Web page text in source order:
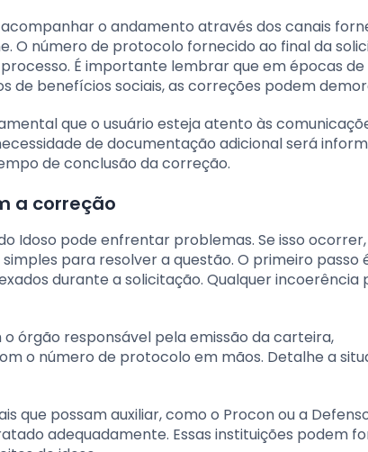
o andamento através dos canais
O número de protocolo fornecido ao final da
É importante lembrar que em épocas
de benefícios sociais, as correções podem
que o usuário esteja atento às
de documentação adicional será
de conclusão da correção.
a correção
Idoso pode enfrentar problemas. Se isso
para resolver a questão. O primeiro passo
durante a solicitação. Qualquer incoerência
órgão responsável pela emissão da carteira,
o número de protocolo em mãos. Detalhe a
que possam auxiliar, como o Procon ou a
adequadamente. Essas instituições podem